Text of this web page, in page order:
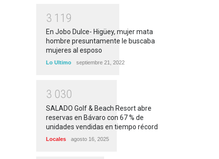
3 1 1 9
En Jobo Dulce- Higüey, mujer mata
hombre presuntamente le buscaba
mujeres al esposo
Lo Ultimo septiembre 21, 2022
3 030
SALADO Golf & Beach Resort abre
reservas en Bávaro con 67 % de
unidades vendidas en tiempo récord
Locales agosto 16, 2025